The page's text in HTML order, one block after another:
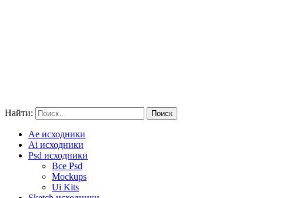
Найти:
Ae исходники
Ai исходники
Psd исходники
Все Psd
Mockups
Ui Kits